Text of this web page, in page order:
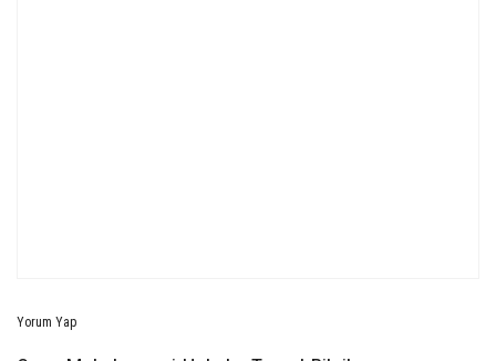
Yorum Yap